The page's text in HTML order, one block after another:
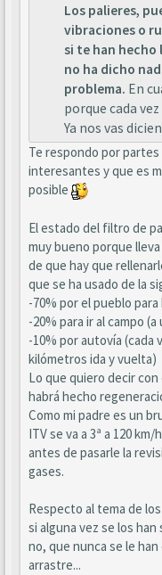
Los palieres,
vibraciones o
si te han hecho
no ha dicho
problema. En
porque cada
Ya nos vas
Te respondo por
interesantes y que es
posible
El estado del filtro de
muy bueno porque
de que hay que
que se ha usado de la
-70% por el pueblo
-20% para ir al campo
-10% por autovía (cada
kilómetros ida y vuelta)
Lo que quiero decir
habrá hecho
Como mi padre es un
ITV se va a 3ª a 120
antes de pasarle la
gases.
Respecto al tema de
si alguna vez se los
no, que nunca se le
arrastre...